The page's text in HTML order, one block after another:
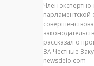
Член
парламентской
рассказал о
ЗА Честные
newsdelo.com